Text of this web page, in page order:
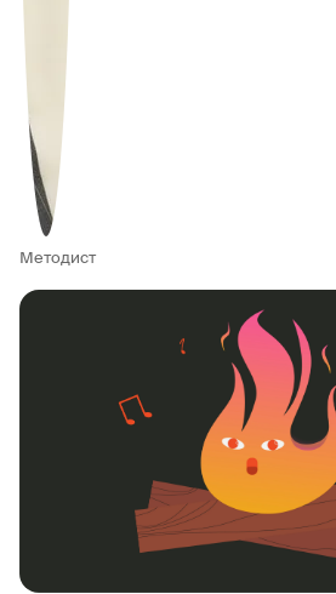
Методист